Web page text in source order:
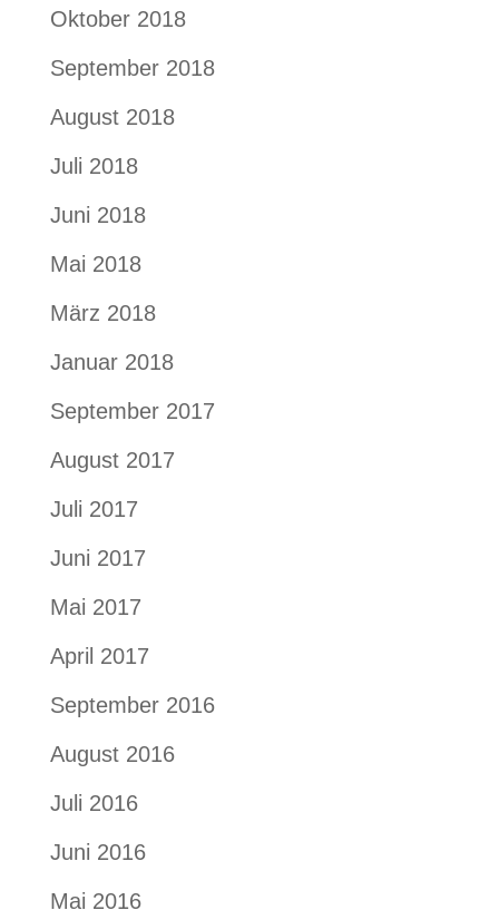
Oktober 2018
September 2018
August 2018
Juli 2018
Juni 2018
Mai 2018
März 2018
Januar 2018
September 2017
August 2017
Juli 2017
Juni 2017
Mai 2017
April 2017
September 2016
August 2016
Juli 2016
Juni 2016
Mai 2016